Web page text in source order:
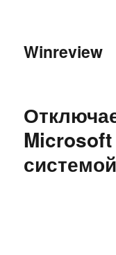
Winreview
системой